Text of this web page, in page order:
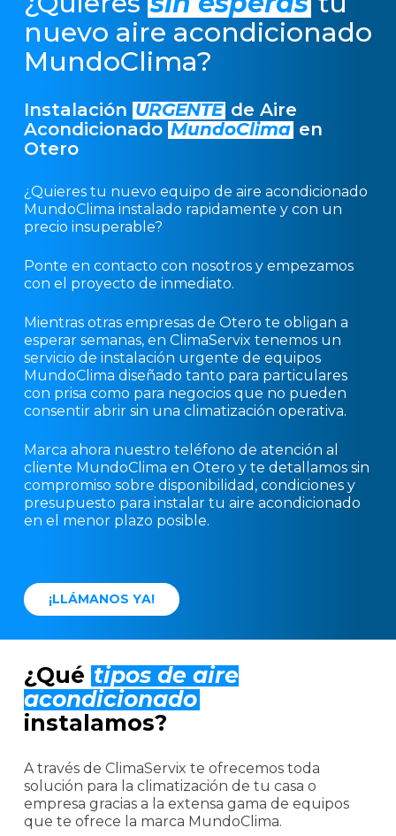
nuevo aire acondicionado
MundoClima?
Instalación URGENTE de Aire
Acondicionado MundoClima en
Otero
¿Quieres tu nuevo equipo de aire acondicionado
MundoClima instalado rapidamente y con un
precio insuperable?
Ponte en contacto con nosotros y empezamos
con el proyecto de inmediato.
Mientras otras empresas de Otero te obligan a
esperar semanas, en ClimaServix tenemos un
servicio de instalación urgente de equipos
MundoClima diseñado tanto para particulares
con prisa como para negocios que no pueden
consentir abrir sin una climatización operativa.
Marca ahora nuestro teléfono de atención al
cliente MundoClima en Otero y te detallamos sin
compromiso sobre disponibilidad, condiciones y
presupuesto para instalar tu aire acondicionado
en el menor plazo posible.
¡LLÁMANOS YA!
¿Qué tipos de aire
acondicionado
instalamos?
A través de ClimaServix te ofrecemos toda
solución para la climatización de tu casa o
empresa gracias a la extensa gama de equipos
que te ofrece la marca MundoClima.